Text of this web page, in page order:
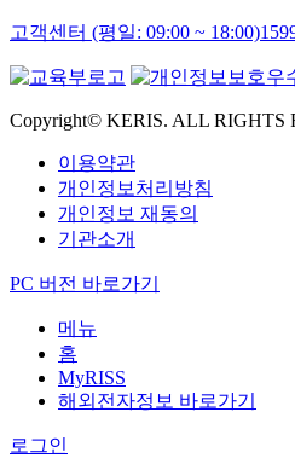
고객센터 (평일: 09:00 ~ 18:00)
Copyright© KERIS. ALL RIGHTS
이용약관
개인정보처리방침
개인정보 재동의
기관소개
PC 버전 바로가기
메뉴
홈
MyRISS
해외전자정보 바로가기
로그인